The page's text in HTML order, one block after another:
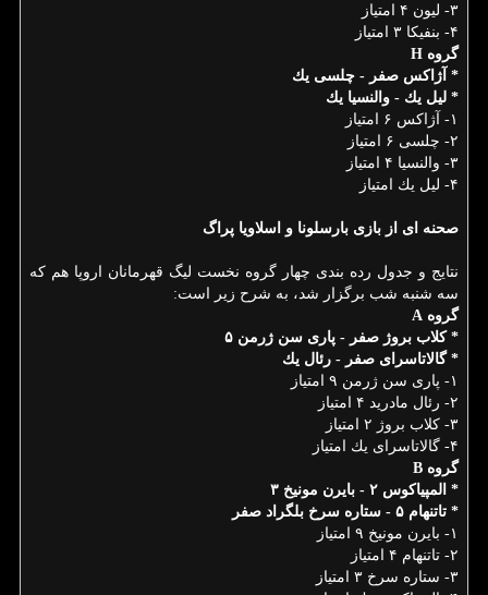
۳- لیون ۴ امتیاز
۴- بنفیكا ۳ امتیاز
گروه H
* آژاكس صفر - چلسی یك
* لیل یك - والنسیا یك
۱- آژاكس ۶ امتیاز
۲- چلسی ۶ امتیاز
۳- والنسیا ۴ امتیاز
۴- لیل یك امتیاز
صحنه ای از بازی بارسلونا و اسلاویا پراگ
نتایج و جدول رده بندی چهار گروه نخست لیگ قهرمانان اروپا هم كه
سه شنبه شب برگزار شد، به شرح زیر است:
گروه A
* كلاب بروژ صفر - پاری سن ژرمن ۵
* گالاتاسرای صفر - رئال یك
۱- پاری سن ژرمن ۹ امتیاز
۲- رئال مادرید ۴ امتیاز
۳- كلاب بروژ ۲ امتیاز
۴- گالاتاسرای یك امتیاز
گروه B
* المپیاكوس ۲ - بایرن مونیخ ۳
* تاتنهام ۵ - ستاره سرخ بلگراد صفر
۱- بایرن مونیخ ۹ امتیاز
۲- تاتنهام ۴ امتیاز
۳- ستاره سرخ ۳ امتیاز